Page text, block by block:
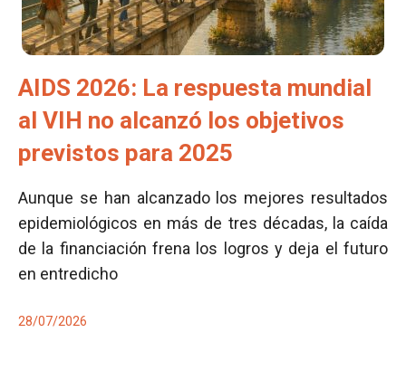
AIDS 2026: La respuesta mundial
al VIH no alcanzó los objetivos
previstos para 2025
Aunque se han alcanzado los mejores resultados
epidemiológicos en más de tres décadas, la caída
de la financiación frena los logros y deja el futuro
en entredicho
28/07/2026